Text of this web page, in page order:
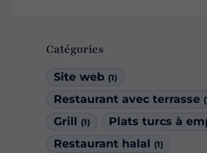
Catégories
Site web (1)
Restaurant avec terrasse
Grill (1) Plats turcs à
Restaurant halal (1)